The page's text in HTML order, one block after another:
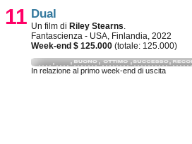
11 Dual
Un film di Riley Stearns.
Fantascienza - USA, Finlandia, 2022
Week-end $ 125.000 (totale: 125.000)
In relazione al primo week-end di uscita